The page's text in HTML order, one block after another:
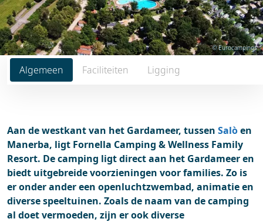
Algemeen Faciliteiten Ligging
© Eurocampings
Aan de westkant van het Gardameer, tussen Salòen
Manerba, ligt Fornella Camping & Wellness Family
Resort. De camping ligt direct aan het Gardameer en
biedt uitgebreide voorzieningen voor families. Zo is
er onder ander een openluchtzwembad, animatie en
diverse speeltuinen. Zoals de naam van de camping
al doet vermoeden, zijn er ook diverse